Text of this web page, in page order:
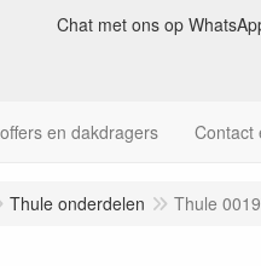
Chat met ons op
en dakdragers Contact
Thule onderdelen Thule